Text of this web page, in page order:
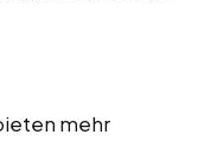
mehr